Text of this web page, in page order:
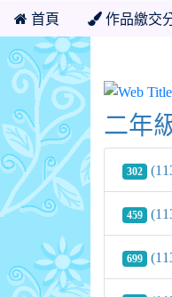
首頁 作品繳交
二年
302
459
699